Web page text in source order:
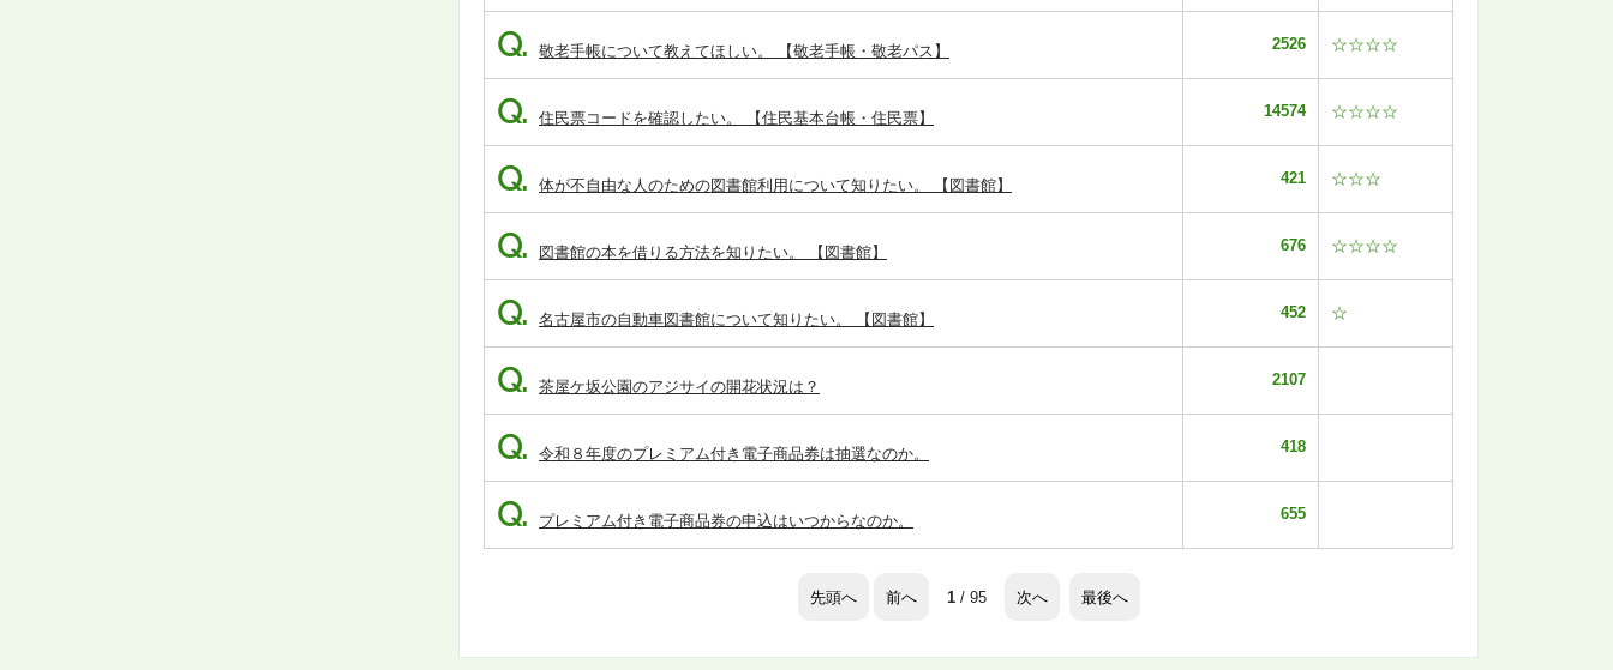
Q. 敬老手帳について教えてほしい。 【敬老手帳・敬老パス】 2526 ☆☆☆☆
Q. 住民票コードを確認したい。 【住民基本台帳・住民票】 14574 ☆☆☆☆
Q. 体が不自由な人のための図書館利用について知りたい。 【図書館】 421 ☆☆☆
Q. 図書館の本を借りる方法を知りたい。 【図書館】 676 ☆☆☆☆
Q. 名古屋市の自動車図書館について知りたい。 【図書館】 452 ☆
Q. 茶屋ケ坂公園のアジサイの開花状況は？ 2107
Q. 令和８年度のプレミアム付き電子商品券は抽選なのか。 418
Q. プレミアム付き電子商品券の申込はいつからなのか。 655
先頭へ 前へ 1/ 95 次へ 最後へ